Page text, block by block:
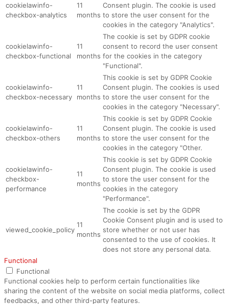
cookielawinfo-
checkbox-analytics
11
months
Consent plugin. The cookie is used
to store the user consent for the
cookies in the category "Analytics".
cookielawinfo-
checkbox-functional
11
months
The cookie is set by GDPR cookie
consent to record the user consent
for the cookies in the category
"Functional".
cookielawinfo-
checkbox-necessary
11
months
This cookie is set by GDPR Cookie
Consent plugin. The cookies is used
to store the user consent for the
cookies in the category "Necessary".
cookielawinfo-
checkbox-others
11
months
This cookie is set by GDPR Cookie
Consent plugin. The cookie is used
to store the user consent for the
cookies in the category "Other.
cookielawinfo-
checkbox-
performance
11
months
This cookie is set by GDPR Cookie
Consent plugin. The cookie is used
to store the user consent for the
cookies in the category
"Performance".
viewed_cookie_policy
11
months
The cookie is set by the GDPR
Cookie Consent plugin and is used to
store whether or not user has
consented to the use of cookies. It
does not store any personal data.
Functional
Functional
Functional cookies help to perform certain functionalities like
sharing the content of the website on social media platforms, collect
feedbacks, and other third-party features.